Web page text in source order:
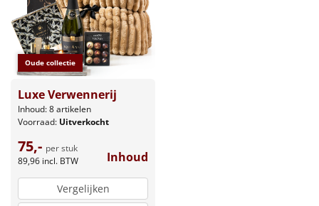
Oude collectie
Luxe Verwennerij
Inhoud: 8 artikelen
Voorraad: Uitverkocht
75,- per stuk
89,96 incl. BTW Inhoud
Vergelijken